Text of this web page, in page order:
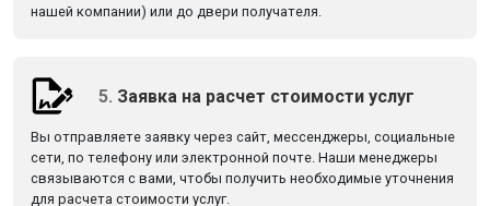
нашей компании) или до двери получателя.
5. Заявка на расчет стоимости услуг
Вы отправляете заявку через сайт, мессенджеры, социальные
сети, по телефону или электронной почте. Наши менеджеры
связываются с вами, чтобы получить необходимые уточнения
для расчета стоимости услуг.